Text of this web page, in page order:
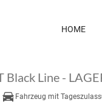
HOME
Black Line -
Fahrzeug mit